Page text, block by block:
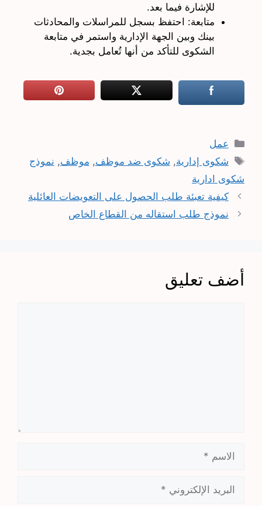
للإشارة فيما بعد.
متابعة: احتفظ بسجل للمراسلات والمحادثات
بينك وبين الجهة الإدارية واستمر في متابعة
الشكوى للتأكد من أنها تُعامل بجدية.
التصنيفات
عمل
الوسوم
شكوى إدارية, شكوى ضد موظف, موظف, نموذج
شكوى ادارية
كيفية تعبئة طلب الحصول على التعويضات العائلية
نموذج طلب استقاله من القطاع الخاص
أضف تعليق
الاسم
البريد
الإلكتروني